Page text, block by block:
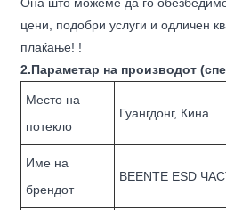
Она што можеме да го
цени, подобри услуги и одличен
плаќање! !
2.Параметар на производот
Место на
потекло
Гуангдонг, Кина
Име на
брендот
BEENTE ESD